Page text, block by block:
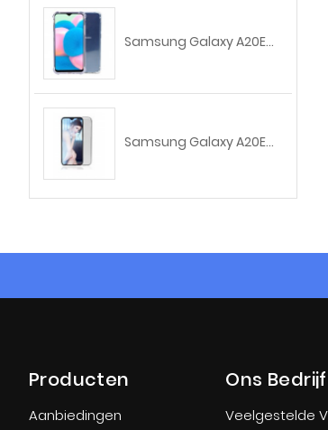
Samsung Galaxy A20E...
Samsung Galaxy A20E...
Producten
Aanbiedingen
Ons Bedrijf
Veelgestelde